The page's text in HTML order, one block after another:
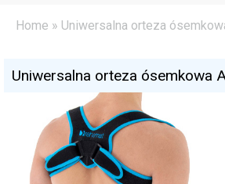
Home » Uniwersalna orteza
Uniwersalna orteza ósemkowa